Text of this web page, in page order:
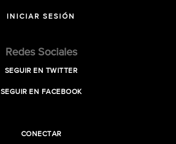
INICIAR SESIÓN
Redes Sociales
SEGUIR EN TWITTER
SEGUIR EN FACEBOOK
CONECTAR